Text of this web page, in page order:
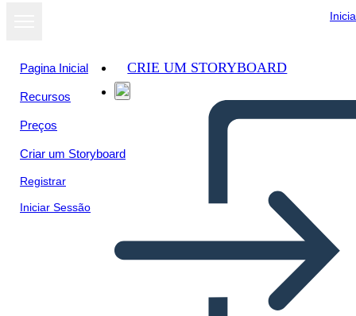
Pagina Inicial
Recursos
Preços
Criar um Storyboard
Registrar
Iniciar Sessão
CRIE UM STORYBOARD